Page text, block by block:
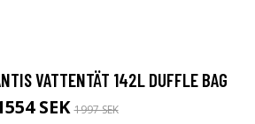
VATTENTÄT 142L DUFFLE BAG
SEK1997 SEK